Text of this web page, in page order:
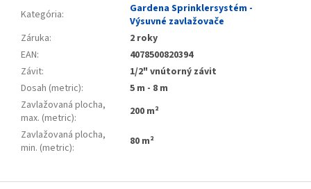
Kategória:
Gardena Sprinklersystém -
Výsuvné zavlažovače
Záruka:
2 roky
EAN:
4078500820394
Závit:
1/2" vnútorný závit
Dosah (metric):
5 m - 8 m
Zavlažovaná plocha,
max. (metric):
200 m²
Zavlažovaná plocha,
min. (metric): 80 m²